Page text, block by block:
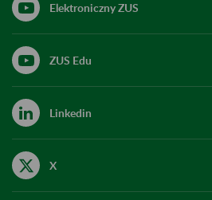
Elektroniczny ZUS
ZUS Edu
Linkedin
X